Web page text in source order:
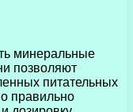
минеральные
позволяют
питательных
правильно